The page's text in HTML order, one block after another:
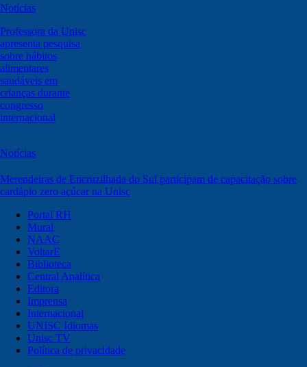
Notícias
Professora da Unisc
apresenta pesquisa
sobre hábitos
alimentares
saudáveis em
crianças durante
congresso
internacional
Notícias
Merendeiras de Encruzilhada do Sul participam de capacitação sobre
cardápio zero açúcar na Unisc
Portal RH
Mural
NAAC
VoltarE
Biblioteca
Central Analítica
Editora
Imprensa
Internacional
UNISC Idiomas
Unisc TV
Política de privacidade